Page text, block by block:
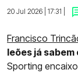
20 Jul 2026 | 17:31 |
Francisco
leões já
Sporting